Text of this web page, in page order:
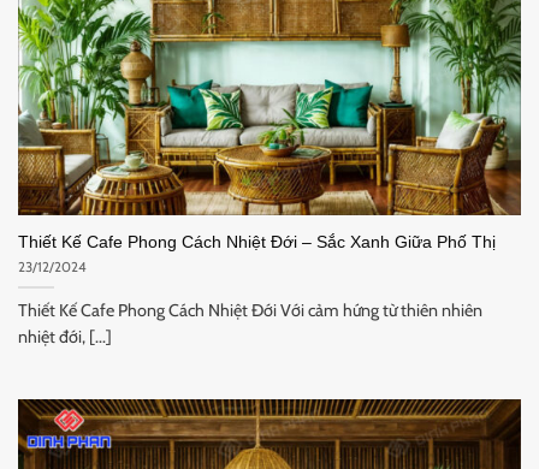
Thiết Kế Cafe Phong Cách Nhiệt Đới – Sắc Xanh Giữa Phố Thị
23/12/2024
Thiết Kế Cafe Phong Cách Nhiệt Đới Với cảm hứng từ thiên nhiên
nhiệt đới, [...]